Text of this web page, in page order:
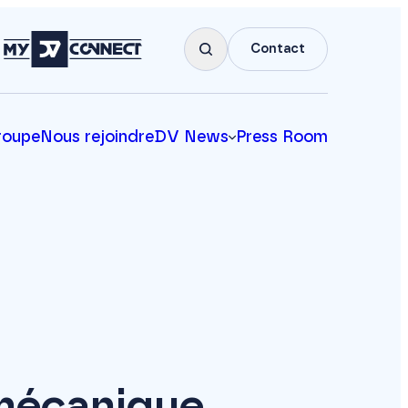
Contact
Nous rejoindreDV News Press Room